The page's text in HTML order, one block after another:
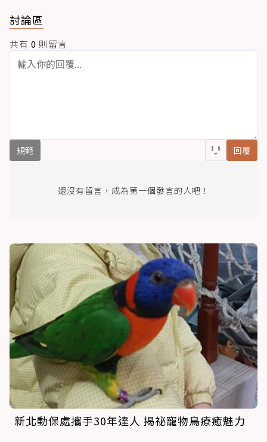
討論區
共有 0 則留言
規範 回覆
還沒有留言，成為第一個發言的人吧！
新北動保處攜手30年達人 揭祕寵物鳥療癒魅力